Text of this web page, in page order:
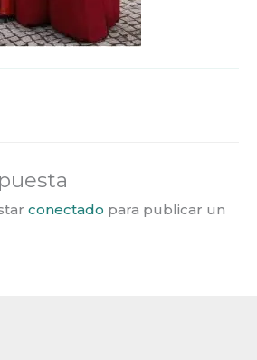
conectado para publicar un